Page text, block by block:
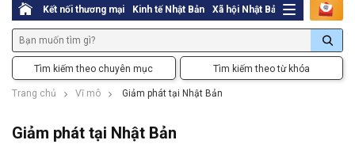
Kết nối thương mại Kinh tế Nhật Bản Xã hội Nhật Bản Thủ tục pháp
Tìm kiếm theo chuyên mục Tìm kiếm theo từ khóa
Trang chủ Vĩ mô Giảm phát tại Nhật Bản
Giảm phát tại Nhật Bản